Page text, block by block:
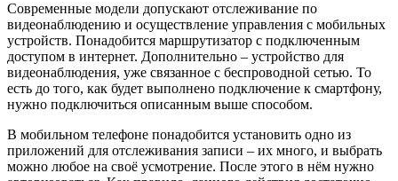
Современные модели допускают отслеживание по
видеонаблюдению и осуществление управления с мобильных
устройств. Понадобится маршрутизатор с подключенным
доступом в интернет. Дополнительно – устройство для
видеонаблюдения, уже связанное с беспроводной сетью. То
есть до того, как будет выполнено подключение к смартфону,
нужно подключиться описанным выше способом.
В мобильном телефоне понадобится установить одно из
приложений для отслеживания записи – их много, и выбрать
можно любое на своё усмотрение. После этого в нём нужно